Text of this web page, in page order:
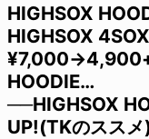
HIGHSOX
HIGHSOX
HOODIE…
──HIGHSOX
UP!(TKのススメ